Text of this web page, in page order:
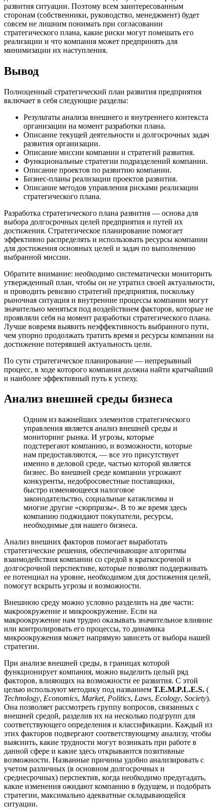
развития ситуации. Поэтому всем заинтересованным
сторонам (собственники, руководство, менеджмент) будет
совсем не лишним понимать при согласовании
стратегического плана, какие риски могут помешать его
реализации и что компания может предпринять для
минимизации их наступления.
Вывод
Полноценный стратегический план развития предприятия
включает в себя следующие разделы:
Результаты анализа внешнего и внутреннего контекста
организации на момент разработки плана.
Описание текущей деятельности и долгосрочных задач
развития организации.
Описание миссии компании и стратегий развития.
Функциональные стратегии подразделений компании.
Описание проектов по развитию компании.
Бизнес-планы реализации проектов развития.
Описание методов управления рисками реализации
стратегического плана.
Разработка стратегического плана развития — основа для
выбора долгосрочных целей предприятия и путей их
достижения. Стратегическое планирование помогает
эффективно распределять и использовать ресурсы компании
для достижения основных целей и задач по выполнению
выбранной миссии.
Обратите внимание: необходимо систематически мониторить
утвержденный план, чтобы он не утратил своей актуальности,
и проводить ревизию стратегий предприятия, поскольку
рыночная ситуация и внутренние процессы компании могут
значительно меняться под воздействием факторов, которые не
проявляли себя на момент разработки стратегического плана.
Лучше вовремя выявить неэффективность выбранного пути,
чем упорно продолжать тратить время и ресурсы компании на
достижение потерявшей актуальность цели.
По сути стратегическое планирование — непрерывный
процесс, в ходе которого компания должна найти кратчайший
и наиболее эффективный путь к успеху.
Анализ внешней среды бизнеса
Одним из важнейших элементов стратегического
управления является анализ внешней среды и
мониторинг рынка. И угрозы, которые
подстерегают компанию, и возможности, которые
нам предоставляются, — все это присутствует
именно в деловой среде, частью которой является
бизнес. Во внешней среде компании угрожают
конкуренты, недобросовестные поставщики,
быстро изменяющееся налоговое
законодательство, социальные катаклизмы и
многие другие «сюрпризы». В то же время здесь
компанию поджидают покупатели, ресурсы,
необходимые для нашего бизнеса.
Анализ внешних факторов помогает выработать
стратегические решения, обеспечивающие алгоритмы
взаимодействия компании со средой в краткосрочной и
долгосрочной перспективе, которые позволят поддерживать
ее потенциал на уровне, необходимом для достижения целей,
помогут вскрыть угрозы и возможности.
Внешнюю среду можно условно разделить на две части:
макроокружение и микроокружение. Если на
макроокружение нам трудно оказывать значительное влияние
или контролировать его процессы, то динамика
микроокружения может напрямую зависеть от выбора нашей
стратегии.
При анализе внешней среды, в границах которой
функционирует компания, можно выделить целый ряд
факторов, влияющих на возможности ее развития. С этой
целью используют методику под названием T.E.M.P.L.E.S. (
Technology, Economics, Market, Politics, Laws, Ecology, Society).
Она позволяет рассмотреть группу вопросов, связанных с
внешней средой, разделив их на несколько подгрупп для
соответствующего определения и классификации. Каждый из
этих факторов подвергают соответствующему анализу, чтобы
выяснить, какие трудности могут возникать при работе в
данной сфере и какие здесь открываются позитивные
возможности. Названные причины удобно анализировать с
учетом различных (в основном долгосрочных и
среднесрочных) перспектив, когда необходимо предугадать,
какие изменения ожидают компанию в будущем, и подобрать
стратегии, максимально адекватные складывающейся
ситуации.